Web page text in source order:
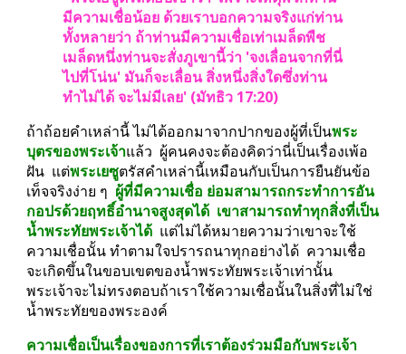
มีความเชื่อน้อย ด้วยเราบอกความจริงแก่ท่าน
ทั้งหลายว่า ถ้าท่านมีความเชื่อเท่าเมล็ดพืช
เมล็ดหนึ่งท่านจะสั่งภูเขานี้ว่า 'จงเลื่อนจากที่นี่
ไปที่โน่น' มันก็จะเลื่อน สิ่งหนึ่งสิ่งใดซึ่งท่าน
ทำไม่ได้ จะไม่มีเลย' (มัทธิว 17:20)
ถ้าถ้อยคำเหล่านี้ ไม่ได้ออกมาจากปากของผู้ที่เป็นพระ
บุตรของพระเจ้าแล้ว  ผู้คนคงจะต้องคิดว่านี่เป็นเรื่องเพ้อ
ฝัน  แต่พระเยซูตรัสคำเหล่านี้เหมือนกับเป็นการยืนยันข้อ
เท็จจริงง่าย ๆ ผู้ที่มีความเชื่อ ย่อมสามารถกระทำการอัน
กอปรด้วยฤทธิ์อำนาจสูงสุดได้  เขาสามารถทำทุกสิ่งที่เป็น
น้ำพระทัยพระเจ้าได้ แต่ไม่ได้หมายความว่าเขาจะใช้
ความเชื่อนั้น ทำตามใจปรารถนาทุกอย่างได้  ความเชื่อ
จะเกิดขึ้นในขอบเขตของน้ำพระทัยพระเจ้าเท่านั้น
พระเจ้าจะไม่ทรงตอบถ้าเราใช้ความเชื่อนั้นในสิ่งที่ไม่ใช่
น้ำพระทัยของพระองค์